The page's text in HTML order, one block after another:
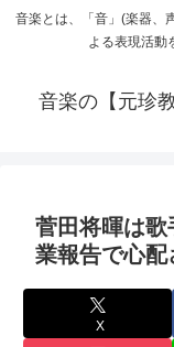
音楽とは、「音」(楽器、
よる表現活動
音楽の【元珍
菅田将暉は
業報告で心配
X